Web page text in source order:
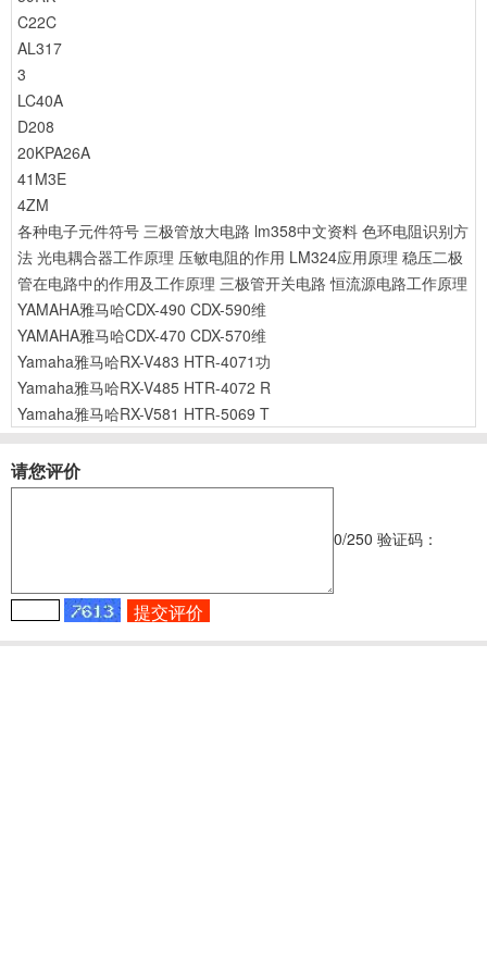
C22C
AL317
3
LC40A
D208
20KPA26A
41M3E
4ZM
各种电子元件符号 三极管放大电路 lm358中文资料 色环电阻识别方
法 光电耦合器工作原理 压敏电阻的作用 LM324应用原理 稳压二极
管在电路中的作用及工作原理 三极管开关电路 恒流源电路工作原理
YAMAHA雅马哈CDX-490 CDX-590维
YAMAHA雅马哈CDX-470 CDX-570维
Yamaha雅马哈RX-V483 HTR-4071功
Yamaha雅马哈RX-V485 HTR-4072 R
Yamaha雅马哈RX-V581 HTR-5069 T
请您评价
0/250 验证码：